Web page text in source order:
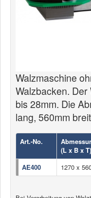
Walzmaschine
Walzbacken.
bis 28mm. Die
lang, 560mm
Art.-No.
(L x B x T)
AE400 1270 x